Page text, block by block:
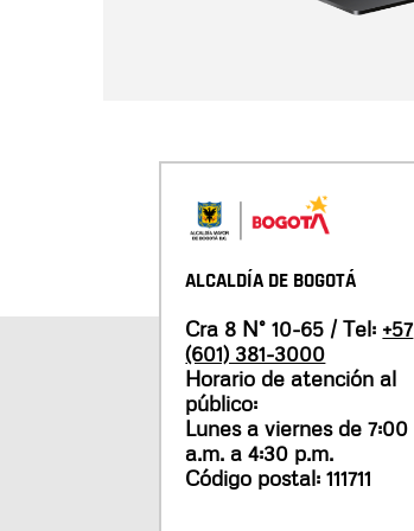
ALCALDÍA DE BOGOTÁ
Cra 8 N° 10-65 / Tel: +57
(601) 381-3000
Horario de atención al
público:
Lunes a viernes de 7:00
a.m. a 4:30 p.m.
Código postal: 111711